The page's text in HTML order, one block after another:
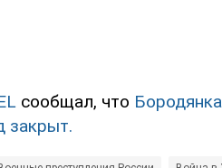
сообщал, что
закрыт.